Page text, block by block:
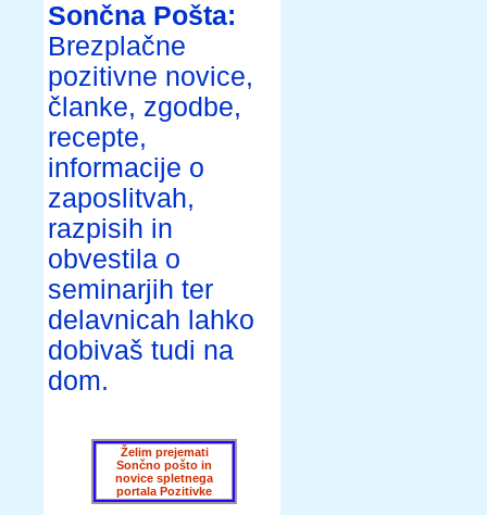
Sončna Pošta:
Brezplačne
pozitivne novice,
članke, zgodbe,
recepte,
informacije o
zaposlitvah,
razpisih in
obvestila o
seminarjih ter
delavnicah lahko
dobivaš tudi na
dom.
Želim prejemati
Sončno pošto in
novice spletnega
portala Pozitivke